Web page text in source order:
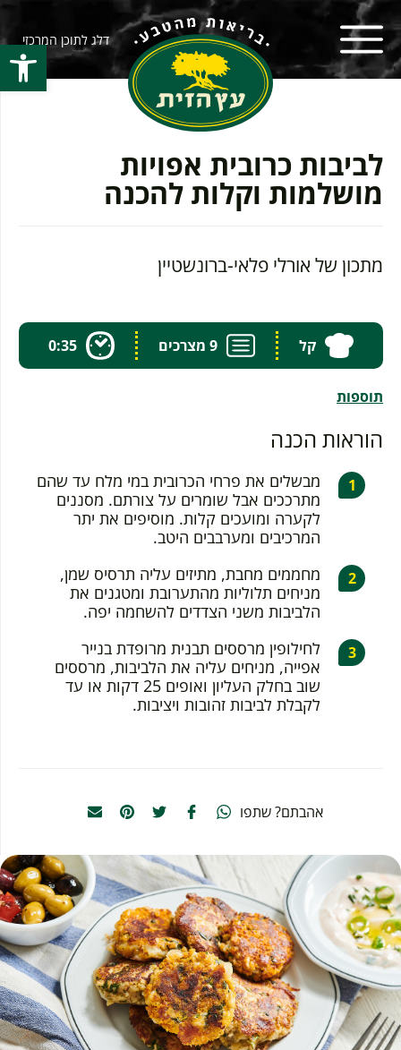
פתח
דלג לתוכן המרכזי
לביבות כרובית אפויות
מושלמות וקלות להכנה
מתכון של אורלי פלאי-ברונשטיין
קל 9 מצרכים 0:35
תוספות
הוראות הכנה
מבשלים את פרחי הכרובית במי מלח עד שהם
מתרככים אבל שומרים על צורתם. מסננים
לקערה ומועכים קלות. מוסיפים את יתר
המרכיבים ומערבבים היטב.
מחממים מחבת, מתיזים עליה תרסיס שמן,
מניחים תלוליות מהתערובת ומטגנים את
הלביבות משני הצדדים להשחמה יפה.
לחילופין מרססים תבנית מרופדת בנייר
אפייה, מניחים עליה את הלביבות, מרססים
שוב בחלק העליון ואופים 25 דקות או עד
לקבלת לביבות זהובות ויציבות.
אהבתם? שתפו